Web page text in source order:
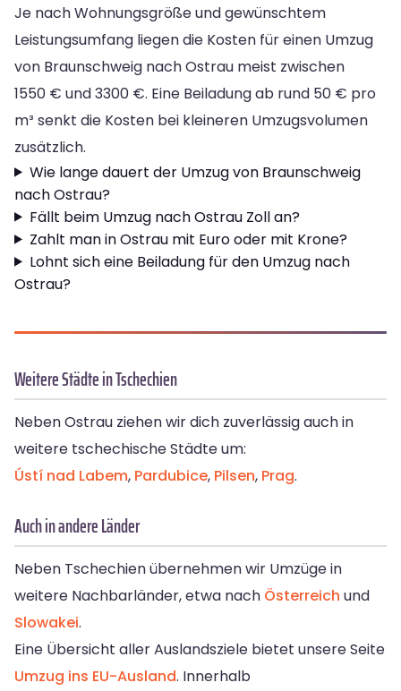
Je nach Wohnungsgröße und gewünschtem
Leistungsumfang liegen die Kosten für einen Umzug
von Braunschweig nach Ostrau meist zwischen
1550 € und 3300 €. Eine Beiladung ab rund 50 € pro
m³ senkt die Kosten bei kleineren Umzugsvolumen
zusätzlich.
Wie lange dauert der Umzug von Braunschweig
nach Ostrau?
Fällt beim Umzug nach Ostrau Zoll an?
Zahlt man in Ostrau mit Euro oder mit Krone?
Lohnt sich eine Beiladung für den Umzug nach
Ostrau?
Weitere Städte in Tschechien
Neben Ostrau ziehen wir dich zuverlässig auch in
weitere tschechische Städte um:
Ústí nad Labem, Pardubice, Pilsen, Prag.
Auch in andere Länder
Neben Tschechien übernehmen wir Umzüge in
weitere Nachbarländer, etwa nach Österreich und
Slowakei.
Eine Übersicht aller Auslandsziele bietet unsere Seite
Umzug ins EU-Ausland. Innerhalb